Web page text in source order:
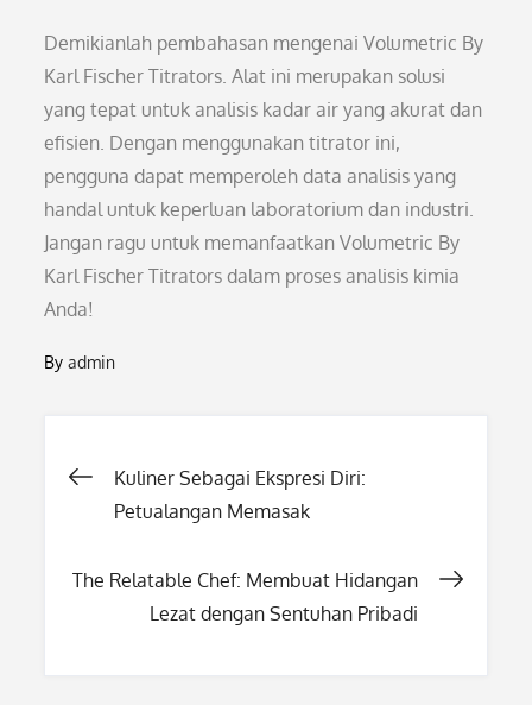
Demikianlah pembahasan mengenai Volumetric By
Karl Fischer Titrators. Alat ini merupakan solusi
yang tepat untuk analisis kadar air yang akurat dan
efisien. Dengan menggunakan titrator ini,
pengguna dapat memperoleh data analisis yang
handal untuk keperluan laboratorium dan industri.
Jangan ragu untuk memanfaatkan Volumetric By
Karl Fischer Titrators dalam proses analisis kimia
Anda!
Byadmin
Post
Kuliner Sebagai Ekspresi Diri:
Petualangan Memasak
The Relatable Chef: Membuat Hidangan
Lezat dengan Sentuhan Pribadi